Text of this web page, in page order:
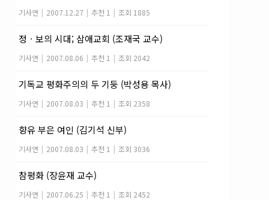
기사연 | 2007.12.27 | 추천 1 | 조회 1885
정ㆍ보의 시대; 삼애교회 (조재국 교수)
기사연 | 2007.08.06 | 추천 1 | 조회 2042
기독교 평화주의의 두 기둥 (박성용 목사)
기사연 | 2007.08.03 | 추천 1 | 조회 2358
향유 부은 여인 (김기석 신부)
기사연 | 2007.08.03 | 추천 1 | 조회 3036
참평화 (장윤재 교수)
기사연 | 2007.06.25 | 추천 1 | 조회 2452